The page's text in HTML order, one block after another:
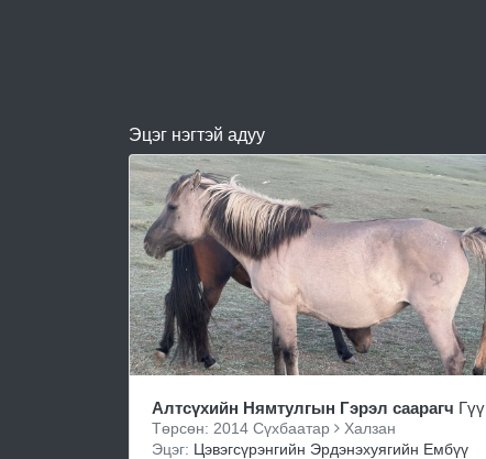
Эцэг нэгтэй адуу
Алтсүхийн Нямтулгын Гэрэл саарагч Гүү
Төрсөн: 2014 Сүхбаатар
Халзан
Эцэг: Цэвэгсүрэнгийн Эрдэнэхуягийн Ембүү